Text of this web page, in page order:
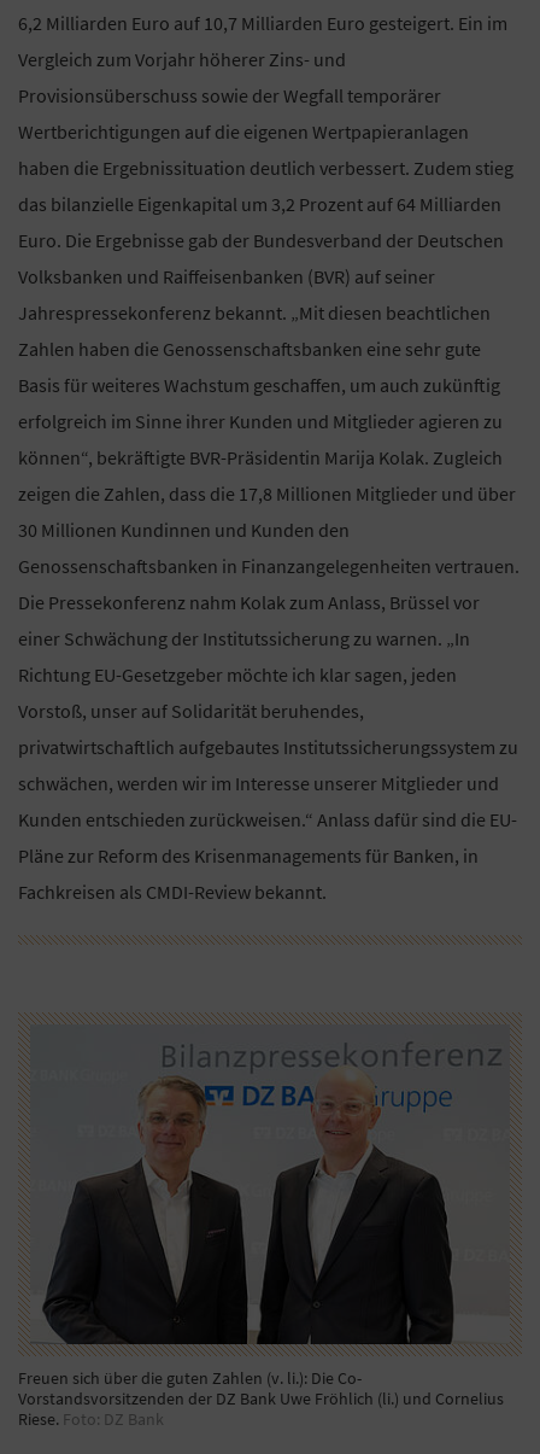
6,2 Milliarden Euro auf 10,7 Milliarden Euro gesteigert. Ein im
Vergleich zum Vorjahr höherer Zins- und
Provisionsüberschuss sowie der Wegfall temporärer
Wertberichtigungen auf die eigenen Wertpapieranlagen
haben die Ergebnissituation deutlich verbessert. Zudem stieg
das bilanzielle Eigenkapital um 3,2 Prozent auf 64 Milliarden
Euro. Die Ergebnisse gab der Bundesverband der Deutschen
Volksbanken und Raiffeisenbanken (BVR) auf seiner
Jahrespressekonferenz bekannt. „Mit diesen beachtlichen
Zahlen haben die Genossenschaftsbanken eine sehr gute
Basis für weiteres Wachstum geschaffen, um auch zukünftig
erfolgreich im Sinne ihrer Kunden und Mitglieder agieren zu
können“, bekräftigte BVR-Präsidentin Marija Kolak. Zugleich
zeigen die Zahlen, dass die 17,8 Millionen Mitglieder und über
30 Millionen Kundinnen und Kunden den
Genossenschaftsbanken in Finanzangelegenheiten vertrauen.
Die Pressekonferenz nahm Kolak zum Anlass, Brüssel vor
einer Schwächung der Institutssicherung zu warnen. „In
Richtung EU-Gesetzgeber möchte ich klar sagen, jeden
Vorstoß, unser auf Solidarität beruhendes,
privatwirtschaftlich aufgebautes Institutssicherungssystem zu
schwächen, werden wir im Interesse unserer Mitglieder und
Kunden entschieden zurückweisen.“ Anlass dafür sind die EU-
Pläne zur Reform des Krisenmanagements für Banken, in
Fachkreisen als CMDI-Review bekannt.
Freuen sich über die guten Zahlen (v. li.): Die Co-
Vorstandsvorsitzenden der DZ Bank Uwe Fröhlich (li.) und Cornelius
Riese. Foto: DZ Bank